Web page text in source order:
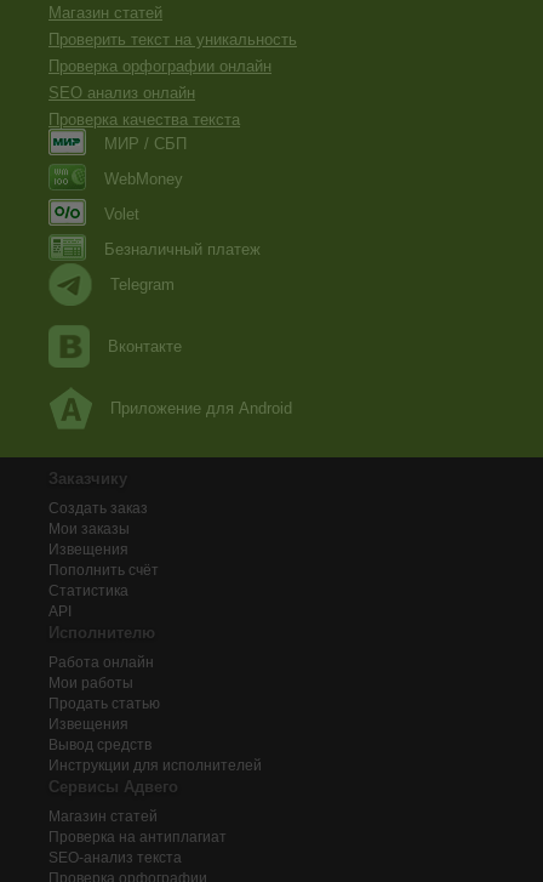
Магазин статей
Проверить текст на уникальность
Проверка орфографии онлайн
SEO анализ онлайн
Проверка качества текста
МИР / СБП
WebMoney
Volet
Безналичный платеж
Telegram
Вконтакте
Приложение для Android
Заказчику
Создать заказ
Мои заказы
Извещения
Пополнить счёт
Статистика
API
Исполнителю
Работа онлайн
Мои работы
Продать статью
Извещения
Вывод средств
Инструкции для исполнителей
Сервисы Адвего
Магазин статей
Проверка на антиплагиат
SEO-анализ текста
Проверка орфографии